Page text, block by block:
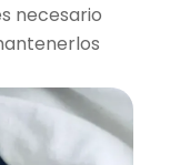
necesario